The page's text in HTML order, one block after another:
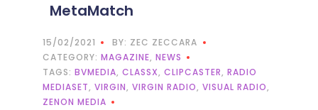
MetaMatch
15/02/2021
BY: ZEC ZECCARA
CATEGORY: MAGAZINE, NEWS
TAGS: BVMEDIA, CLASSX, CLIPCASTER, RADIO
MEDIASET, VIRGIN, VIRGIN RADIO, VISUAL RADIO,
ZENON MEDIA